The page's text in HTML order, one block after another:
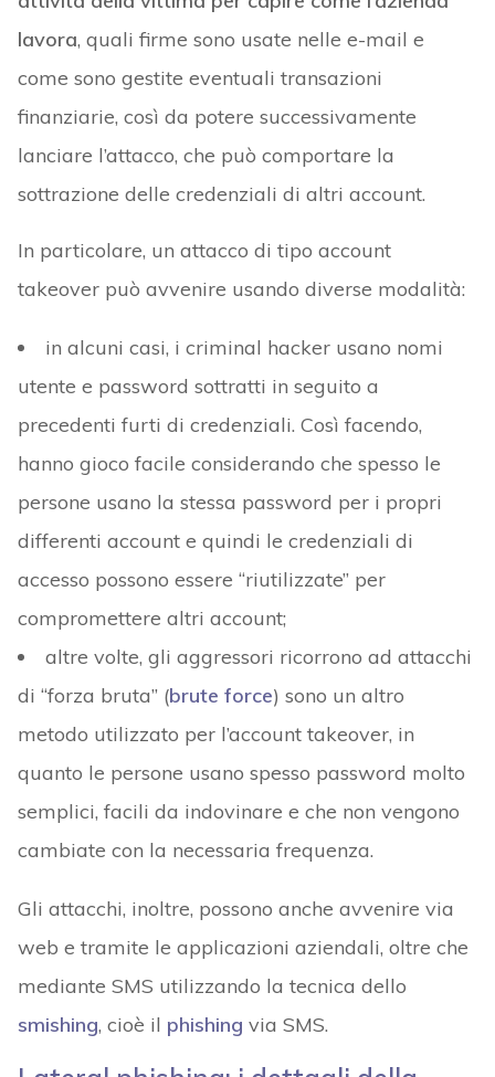
lavora, quali firme sono usate nelle e-mail e
come sono gestite eventuali transazioni
finanziarie, così da potere successivamente
lanciare l’attacco, che può comportare la
sottrazione delle credenziali di altri account.
In particolare, un attacco di tipo account
takeover può avvenire usando diverse modalità:
in alcuni casi, i criminal hacker usano nomi
utente e password sottratti in seguito a
precedenti furti di credenziali. Così facendo,
hanno gioco facile considerando che spesso le
persone usano la stessa password per i propri
differenti account e quindi le credenziali di
accesso possono essere “riutilizzate” per
compromettere altri account;
altre volte, gli aggressori ricorrono ad attacchi
di “forza bruta” (brute force) sono un altro
metodo utilizzato per l’account takeover, in
quanto le persone usano spesso password molto
semplici, facili da indovinare e che non vengono
cambiate con la necessaria frequenza.
Gli attacchi, inoltre, possono anche avvenire via
web e tramite le applicazioni aziendali, oltre che
mediante SMS utilizzando la tecnica dello
smishing, cioè il phishing via SMS.